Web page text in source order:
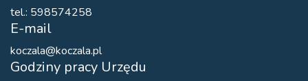
tel.: 598574258
E-mail
koczala@koczala.pl
Godziny pracy Urzędu